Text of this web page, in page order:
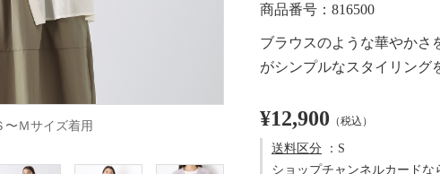
Ｍサイズ着用
商品番号：816500
ブラウスのような華やかさ
がシンプルなスタイリング
¥12,900 （税込）
送料区分 ：S
ショップチャンネルカードな